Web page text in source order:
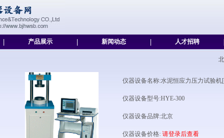
产品展示 新闻动态 人才招聘
仪器设备名称:水泥恒应力压力试验机[
仪器设备型号:HYE-300
仪器设备品牌:北京
仪器设备价格: 请登录后查看